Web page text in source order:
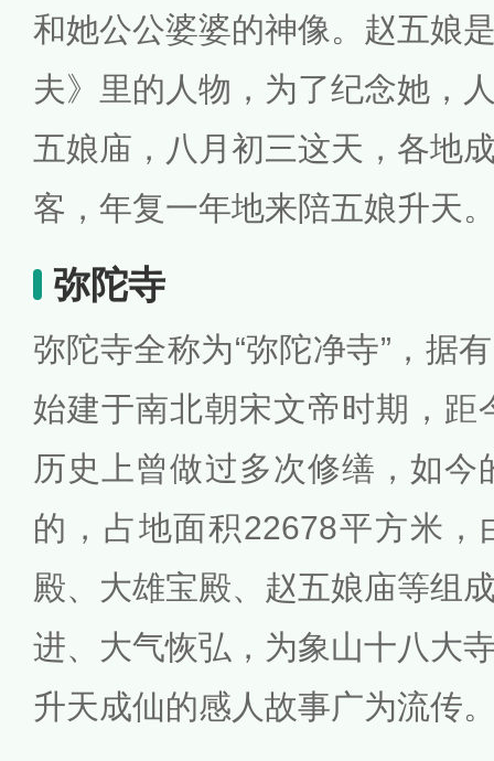
和她公公婆婆的神像。赵五娘
夫》里的人物，为了纪念她，
五娘庙，八月初三这天，各地
客，年复一年地来陪五娘升天
弥陀寺
弥陀寺全称为“弥陀净寺”，据
始建于南北朝宋文帝时期，距
历史上曾做过多次修缮，如今
的，占地面积22678平方米
殿、大雄宝殿、赵五娘庙等组
进、大气恢弘，为象山十八大
升天成仙的感人故事广为流传